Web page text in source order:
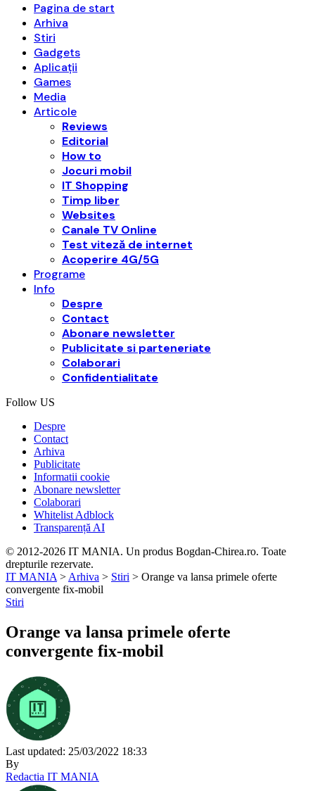
Pagina de start
Arhiva
Stiri
Gadgets
Aplicații
Games
Media
Articole
Reviews
Editorial
How to
Jocuri mobil
IT Shopping
Timp liber
Websites
Canale TV Online
Test viteză de internet
Acoperire 4G/5G
Programe
Info
Despre
Contact
Abonare newsletter
Publicitate si parteneriate
Colaborari
Confidentialitate
Follow US
Despre
Contact
Arhiva
Publicitate
Informatii cookie
Abonare newsletter
Colaborari
Whitelist Adblock
Transparență AI
© 2012-2026 IT MANIA. Un produs Bogdan-Chirea.ro. Toate
drepturile rezervate.
IT MANIA > Arhiva > Stiri > Orange va lansa primele oferte
convergente fix-mobil
Stiri
Orange va lansa primele oferte
convergente fix-mobil
Last updated: 25/03/2022 18:33
By
Redactia IT MANIA